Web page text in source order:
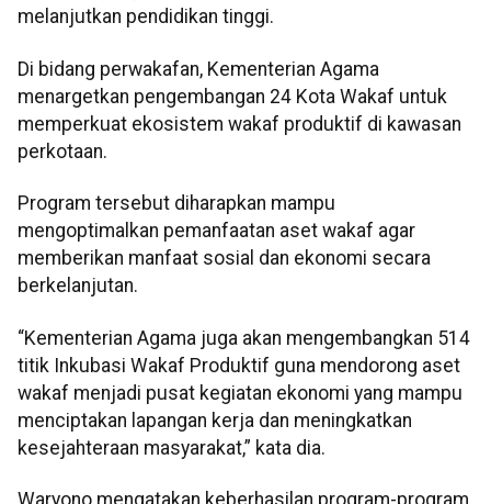
melanjutkan pendidikan tinggi.
Di bidang perwakafan, Kementerian Agama
menargetkan pengembangan 24 Kota Wakaf untuk
memperkuat ekosistem wakaf produktif di kawasan
perkotaan.
Program tersebut diharapkan mampu
mengoptimalkan pemanfaatan aset wakaf agar
memberikan manfaat sosial dan ekonomi secara
berkelanjutan.
“Kementerian Agama juga akan mengembangkan 514
titik Inkubasi Wakaf Produktif guna mendorong aset
wakaf menjadi pusat kegiatan ekonomi yang mampu
menciptakan lapangan kerja dan meningkatkan
kesejahteraan masyarakat,” kata dia.